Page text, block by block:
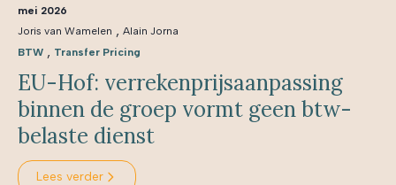
mei 2026
Joris van Wamelen , Alain Jorna
BTW , Transfer Pricing
EU-Hof: verrekenprijsaanpassing
binnen de groep vormt geen btw-
belaste dienst
Lees verder